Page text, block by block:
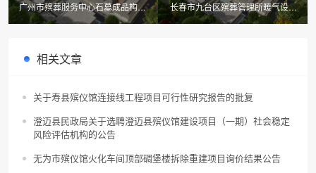
广州市殡葬服务中心石墓成品构件
及建墓、维修、刻字、贴金箔项目
长春市九台区殡葬管理所暖气设备
改造工程竞争性磋商
相关文章
关于寿县殡仪馆连接线工程项目可行性研究报告的批复
澄迈县民政局关于选聘澄迈县殡仪馆建设项目（一期）社会稳定
风险评估机构的公告
无为市殡仪馆火化车间顶部碉堡楼拆除重建项目询价结果公告